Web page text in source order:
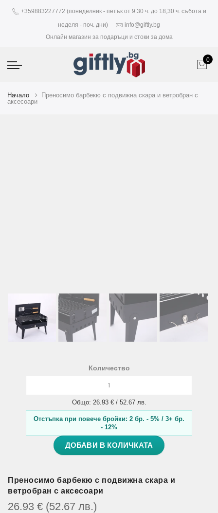
+359883227772 (понеделник - петък от 9.30 ч. до 18,30 ч. събота и
неделя - поч. дни)
info@giftly.bg
Онлайн магазин за подаръци и стоки за дома
0
Начало
Преносимо барбекю с подвижна скара и ветробран с
аксесоари
Количество
Общо: 26.93 € / 52.67 лв.
Отстъпка при повече бройки: 2 бр. - 5% / 3+ бр.
- 12%
ДОБАВИ В КОЛИЧКАТА
Преносимо барбекю с подвижна скара и
ветробран с аксесоари
26.93 € (52.67 лв.)